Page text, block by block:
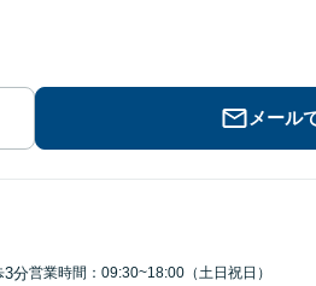
メール
3分営業時間：09:30~18:00（土日祝日）